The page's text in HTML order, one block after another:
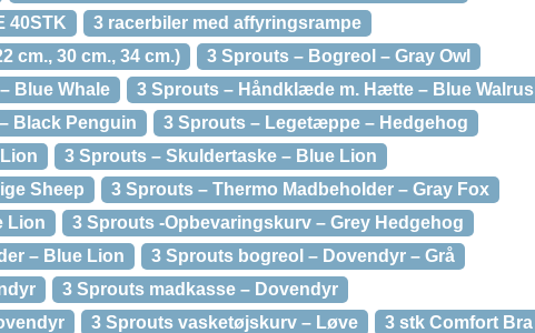
40STK
3 racerbiler med affyringsrampe
cm., 30 cm., 34 cm.)
3 Sprouts – Bogreol – Gray Owl
Blue Whale
3 Sprouts – Håndklæde m. Hætte – Blue Walrus
Black Penguin
3 Sprouts – Legetæppe – Hedgehog
3 Sprouts – Skuldertaske – Blue Lion
Sheep
3 Sprouts – Thermo Madbeholder – Gray Fox
Lion
3 Sprouts -Opbevaringskurv – Grey Hedgehog
– Blue Lion
3 Sprouts bogreol – Dovendyr – Grå
3 Sprouts madkasse – Dovendyr
3 Sprouts vasketøjskurv – Løve
3 stk Comfort Bra